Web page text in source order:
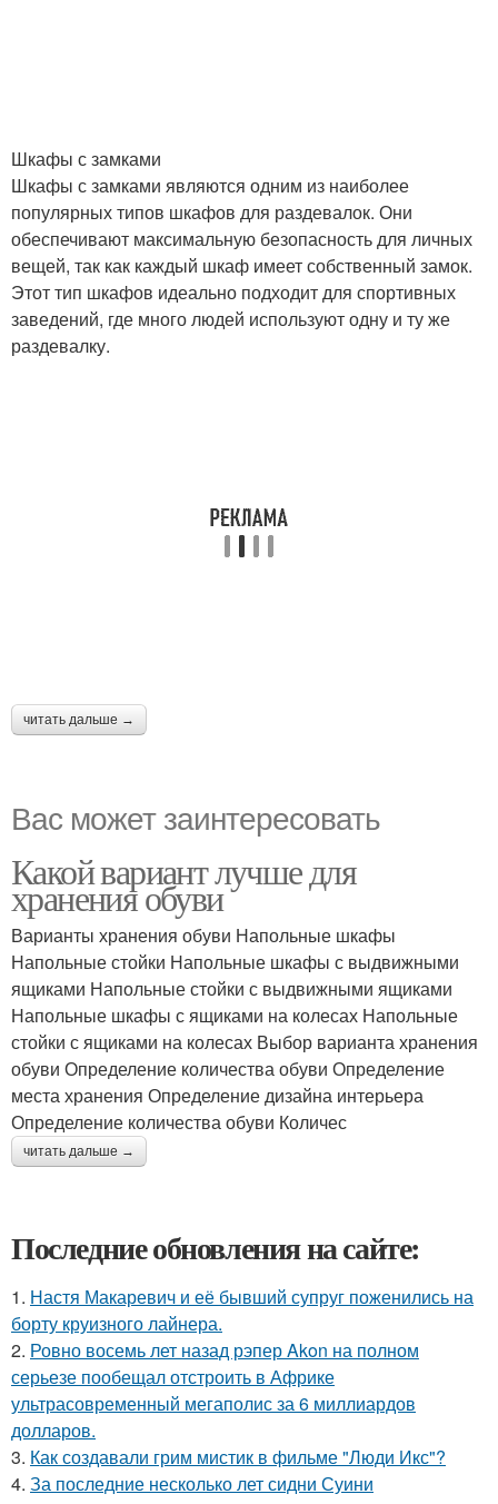
Шкафы с замками
Шкафы с замками являются одним из наиболее
популярных типов шкафов для раздевалок. Они
обеспечивают максимальную безопасность для личных
вещей, так как каждый шкаф имеет собственный замок.
Этот тип шкафов идеально подходит для спортивных
заведений, где много людей используют одну и ту же
раздевалку.
читать дальше →
Вас может заинтересовать
Какой вариант лучше для
хранения обуви
Варианты хранения обуви Напольные шкафы
Напольные стойки Напольные шкафы с выдвижными
ящиками Напольные стойки с выдвижными ящиками
Напольные шкафы с ящиками на колесах Напольные
стойки с ящиками на колесах Выбор варианта хранения
обуви Определение количества обуви Определение
места хранения Определение дизайна интерьера
Определение количества обуви Количес
читать дальше →
Последние обновления на сайте:
1. Настя Макаревич и её бывший супруг поженились на
борту круизного лайнера.
2. Ровно восемь лет назад рэпер Akon на полном
серьезе пообещал отстроить в Африке
ультрасовременный мегаполис за 6 миллиардов
долларов.
3. Как создавали грим мистик в фильме "Люди Икс"?
4. За последние несколько лет сидни Суини